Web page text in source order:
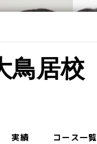
鳥居校
実績 コース一覧